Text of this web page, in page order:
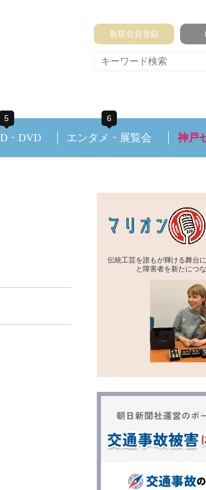
新規会員登録
5
・DVD
6
エンタメ・展覧会 神戸
伝統工芸を誰もが輝ける舞台
と障害者を新たにつ